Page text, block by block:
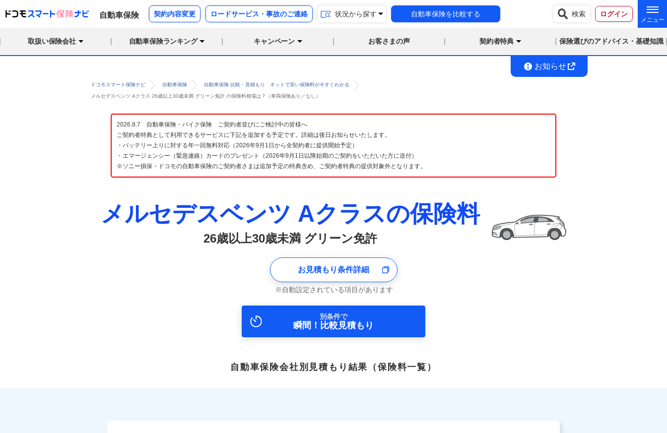
自動車保険 契約内容変更 ロードサービス・事故のご連絡 状況から探す 自動車保険を比較する 検索 ログイン
取扱い保険会社 自動車保険ランキング キャンペーン お客さまの声 契約者特典 保険選びのアドバイス・基礎知識
お知らせ
ドコモスマート保険ナビ 自動車保険 自動車保険 比較・見積もり ネットで安い保険料が今すぐわかる
メルセデスベンツ Aクラス 26歳以上30歳未満 グリーン免許 の保険料相場は？（車両保険あり／なし）
2026.8.7 自動車保険・バイク保険 ご契約者並びにご検討中の皆様へ
ご契約者特典として利用できるサービスに下記を追加する予定です。詳細は後日お知らせいたします。
・バッテリー上りに対する年一回無料対応（2026年9月1日から全契約者に提供開始予定）
・エマージェンシー（緊急連絡）カードのプレゼント（2026年9月1日以降始期のご契約をいただいた方に送付）
※ソニー損保・ドコモの自動車保険のご契約者さまは追加予定の特典含め、ご契約者特典の提供対象外となります。
メルセデスベンツ Aクラスの保険料
26歳以上30歳未満 グリーン免許
お見積もり条件詳細
自動設定されている項目があります
別条件で
瞬間！比較見積もり
自動車保険会社別見積もり結果 （保険料一覧）